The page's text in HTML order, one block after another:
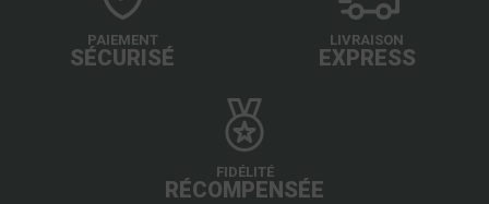
PAIEMENT
SÉCURISÉ
LIVRAISON
EXPRESS
FIDÉLITÉ
RÉCOMPENSÉE